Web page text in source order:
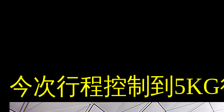
今次行程控制到